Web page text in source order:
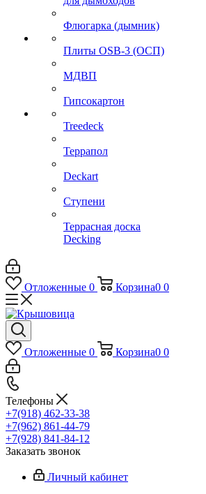
Флюгарка (дымник)
Плиты OSB-3 (ОСП)
МДВП
Гипсокартон
Treedeck
Террапол
Deckart
Ступени
Террасная доска
Decking
Отложенные 0 Корзина0 0
Отложенные 0 Корзина0 0
Телефоны
+7(918) 462-33-38
+7(962) 861-44-79
+7(928) 841-84-12
Заказать звонок
Личный кабинет